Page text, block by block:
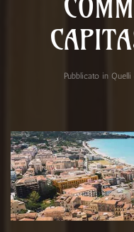
Pubblicato in